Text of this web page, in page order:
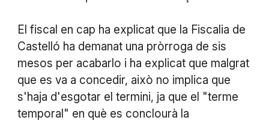
El fiscal en cap ha explicat que la Fiscalia de
Castelló ha demanat una pròrroga de sis
mesos per acabarlo i ha explicat que malgrat
que es va a concedir, això no implica que
s'haja d'esgotar el termini, ja que el "terme
temporal" en què es conclourà la